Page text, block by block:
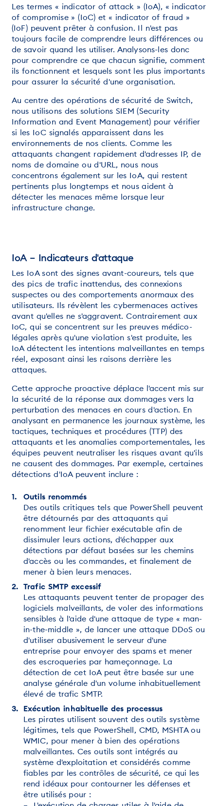
Les termes « indicator of attack » (IoA), « indicator
of compromise » (IoC) et « indicator of fraud »
(IoF) peuvent prêter à confusion. Il n'est pas
toujours facile de comprendre leurs différences ou
de savoir quand les utiliser. Analysons-les donc
pour comprendre ce que chacun signifie, comment
ils fonctionnent et lesquels sont les plus importants
pour assurer la sécurité d'une organisation.
Au centre des opérations de sécurité de Switch,
nous utilisons des solutions SIEM (Security
Information and Event Management) pour vérifier
si les IoC signalés apparaissent dans les
environnements de nos clients. Comme les
attaquants changent rapidement d'adresses IP, de
noms de domaine ou d'URL, nous nous
concentrons également sur les IoA, qui restent
pertinents plus longtemps et nous aident à
détecter les menaces même lorsque leur
infrastructure change.
IoA – Indicateurs d'attaque
Les IoA sont des signes avant-coureurs, tels que
des pics de trafic inattendus, des connexions
suspectes ou des comportements anormaux des
utilisateurs. Ils révèlent les cybermenaces actives
avant qu'elles ne s'aggravent. Contrairement aux
IoC, qui se concentrent sur les preuves médico-
légales après qu'une violation s'est produite, les
IoA détectent les intentions malveillantes en temps
réel, exposant ainsi les raisons derrière les
attaques.
Cette approche proactive déplace l'accent mis sur
la sécurité de la réponse aux dommages vers la
perturbation des menaces en cours d'action. En
analysant en permanence les journaux système, les
tactiques, techniques et procédures (TTP) des
attaquants et les anomalies comportementales, les
équipes peuvent neutraliser les risques avant qu'ils
ne causent des dommages. Par exemple, certaines
détections d'IoA peuvent inclure :
Outils renommés
Des outils critiques tels que PowerShell peuvent
être détournés par des attaquants qui
renomment leur fichier exécutable afin de
dissimuler leurs actions, d'échapper aux
détections par défaut basées sur les chemins
d'accès ou les commandes, et finalement de
mener à bien leurs menaces.
Trafic SMTP excessif
Les attaquants peuvent tenter de propager des
logiciels malveillants, de voler des informations
sensibles à l'aide d'une attaque de type « man-
in-the-middle », de lancer une attaque DDoS ou
d'utiliser abusivement le serveur d'une
entreprise pour envoyer des spams et mener
des escroqueries par hameçonnage. La
détection de cet IoA peut être basée sur une
analyse générale d'un volume inhabituellement
élevé de trafic SMTP.
Exécution inhabituelle des processus
Les pirates utilisent souvent des outils système
légitimes, tels que PowerShell, CMD, MSHTA ou
WMIC, pour mener à bien des opérations
malveillantes. Ces outils sont intégrés au
système d'exploitation et considérés comme
fiables par les contrôles de sécurité, ce qui les
rend idéaux pour contourner les défenses et
être utilisés pour :